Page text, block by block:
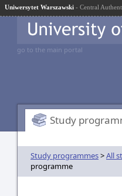
Uniwersytet Warszawski - Central
go to the main portal
Study
Study programmes>All
programme